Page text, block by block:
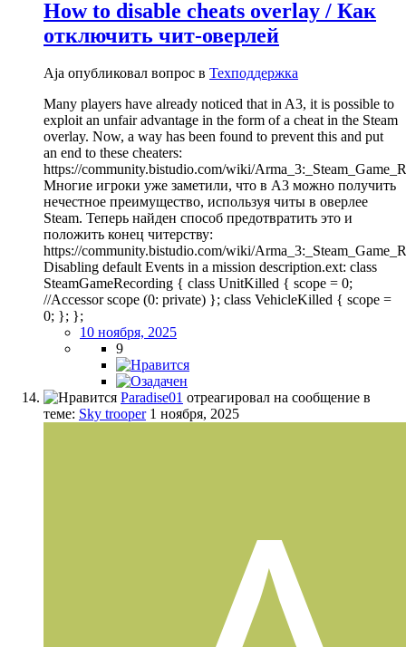
How to disable cheats overlay / Как
отключить чит-оверлей
Aja опубликовал вопрос в Техподдержка
Many players have already noticed that in A3, it is possible to
exploit an unfair advantage in the form of a cheat in the Steam
overlay. Now, a way has been found to prevent this and put
an end to these cheaters:
https://community.bistudio.com/wiki/
Многие игроки уже заметили, что в A3 можно получить
нечестное преимущество, используя читы в оверлее
Steam. Теперь найден способ предотвратить это и
положить конец читерству:
https://community.bistudio.com/wiki/
Disabling default Events in a mission description.ext: class
SteamGameRecording { class UnitKilled { scope = 0;
//Accessor scope (0: private) }; class VehicleKilled { scope =
0; }; };
10 ноября, 2025
9
Paradise01 отреагировал на сообщение в
теме: Sky trooper 1 ноября, 2025